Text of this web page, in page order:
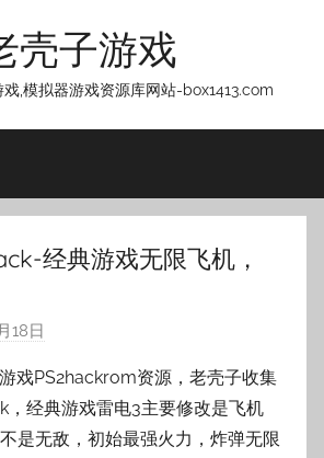
壳子游戏
,模拟器游戏资源库网站-box1413.com
经典游戏无限飞机，
18日
:
老
壳
游戏PS2hackrom资源，老壳子收集
，经典游戏雷电3主要修改是飞机
是无敌，初始最强火力，炸弹无限